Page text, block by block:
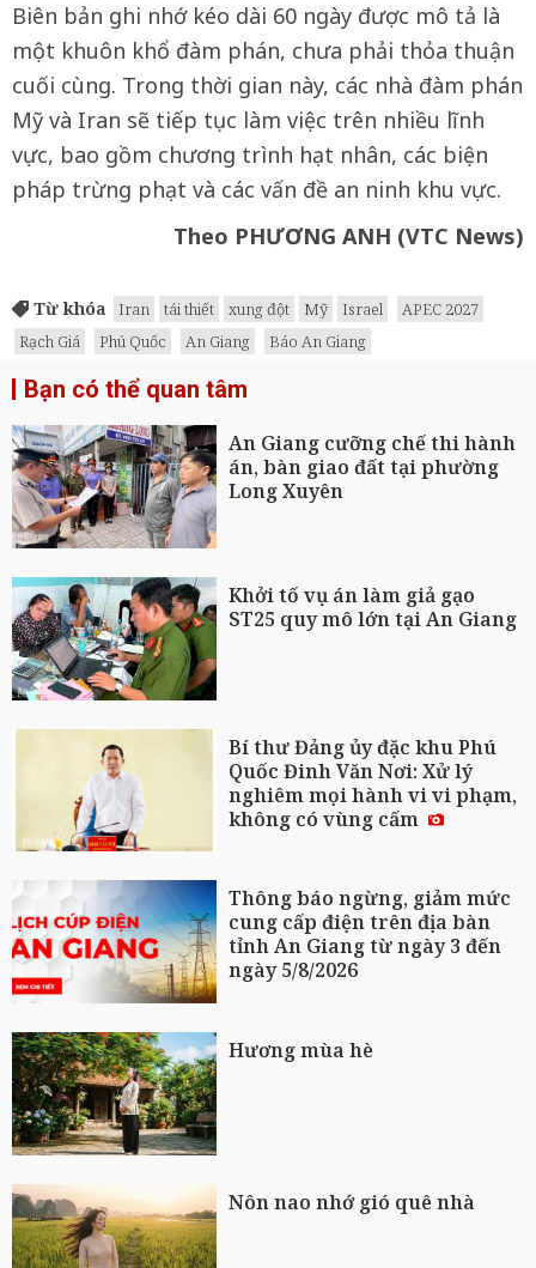
Biên bản ghi nhớ kéo dài 60 ngày được mô tả là
một khuôn khổ đàm phán, chưa phải thỏa thuận
cuối cùng. Trong thời gian này, các nhà đàm phán
Mỹ và Iran sẽ tiếp tục làm việc trên nhiều lĩnh
vực, bao gồm chương trình hạt nhân, các biện
pháp trừng phạt và các vấn đề an ninh khu vực.
Theo PHƯƠNG ANH (VTC News)
Từ khóa Iran tái thiết xung đột Mỹ Israel
APEC 2027
Rạch Giá
Phú Quốc An Giang Báo An Giang
Bạn có thể quan tâm
An Giang cưỡng chế thi hành
án, bàn giao đất tại phường
Long Xuyên
Khởi tố vụ án làm giả gạo
ST25 quy mô lớn tại An Giang
Bí thư Đảng ủy đặc khu Phú
Quốc Đinh Văn Nơi: Xử lý
nghiêm mọi hành vi vi phạm,
không có vùng cấm
Thông báo ngừng, giảm mức
cung cấp điện trên địa bàn
tỉnh An Giang từ ngày 3 đến
ngày 5/8/2026
Hương mùa hè
Nôn nao nhớ gió quê nhà